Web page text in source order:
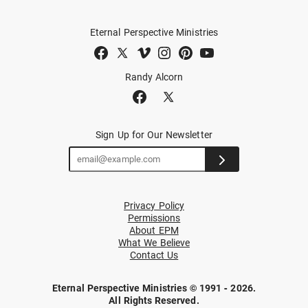
Randy Alcorn
Eternal Perspective Ministries
Sign Up for Our Newsletter
Privacy Policy
Permissions
About EPM
What We Believe
Contact Us
Eternal Perspective Ministries © 1991 - 2026.
All Rights Reserved.